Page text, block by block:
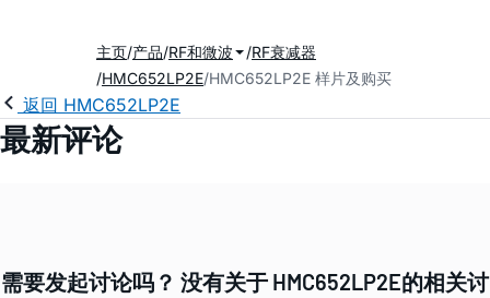
主页 产品 RF和微波
RF衰减器
HMC652LP2E HMC652LP2E 样片及购买
返回 HMC652LP2E
最新评论
需要发起讨论吗？ 没有关于 HMC652LP2E的相关讨